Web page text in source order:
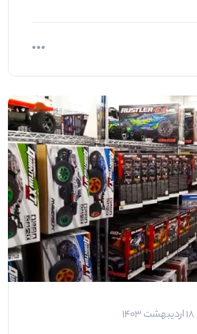
۱۸ اردیبهشت ۱۴۰۳